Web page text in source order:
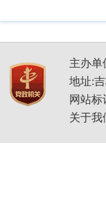
主办单
地址:
网站标
关于我